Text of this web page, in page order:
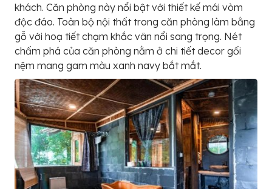
khách. Căn phòng này nổi bật với thiết kế mái vòm
độc đáo. Toàn bộ nội thất trong căn phòng làm bằng
gỗ với hoạ tiết chạm khắc vân nổi sang trọng. Nét
chấm phá của căn phòng nằm ở chi tiết decor gối
nệm mang gam màu xanh navy bắt mắt.